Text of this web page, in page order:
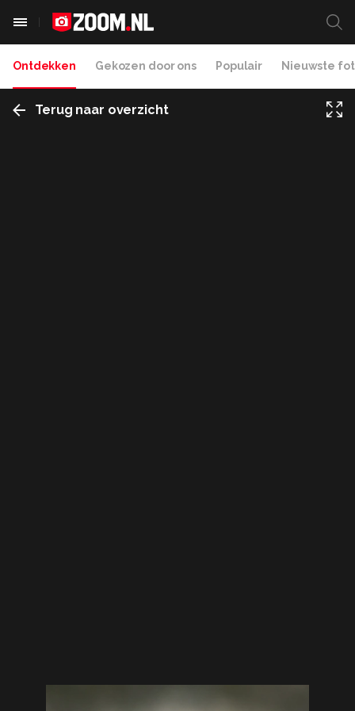
Ontdekken Gekozen door ons Populair Nieuwste
Terug naar overzicht